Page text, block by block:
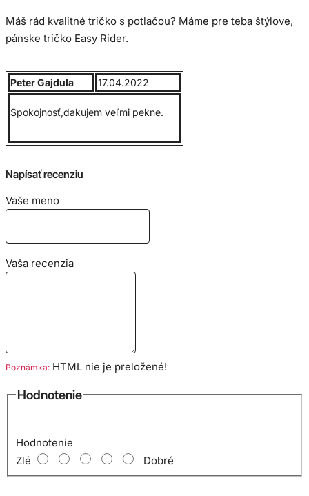
Máš rád kvalitné tričko s potlačou? Máme pre teba štýlove,
pánske tričko Easy Rider.
Pánske tričko, 100% bavlna, kontrastné raglánové rukávy,
lem okolo krku obsahuje elastan. Dvojité obšitie rukávov.
Gramáž 165g/m2
Peter Gajdula 17.04.2022
Spokojnosť,dakujem veľmi pekne.
Napísať recenziu
Vaše meno
Vaša recenzia
Poznámka: HTML nie je preložené!
Hodnotenie
Hodnotenie
Zlé
Dobré